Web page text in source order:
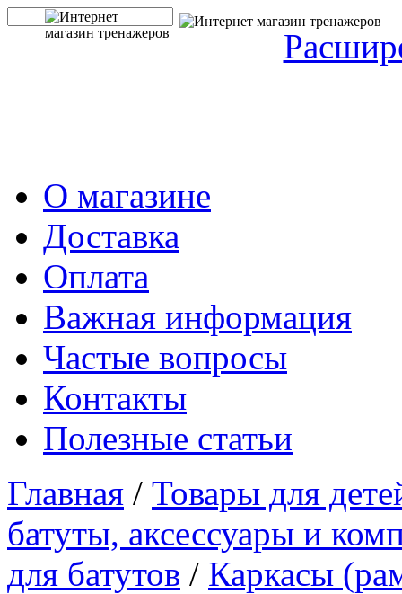
О магазине
Доставка
Оплата
Важная информация
Частые вопросы
Контакты
Полезные статьи
Главная / Товары для
батуты, аксессуары и
для батутов / Каркасы